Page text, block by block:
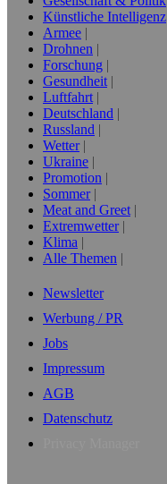
Künstliche Intelligenz
Armee
Drohnen
Forschung
Gesundheit
Luftfahrt
Deutschland
Russland
Wetter
Ukraine
Promotion
Sommer
Meat and Greet
Extremwetter
Klima
Alle Themen
Newsletter
Werbung / PR
Jobs
Impressum
AGB
Datenschutz